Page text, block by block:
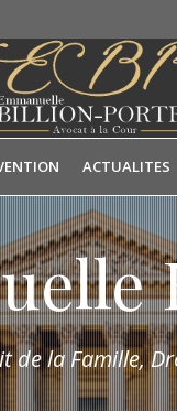
ACTUALITES
de la Famille,